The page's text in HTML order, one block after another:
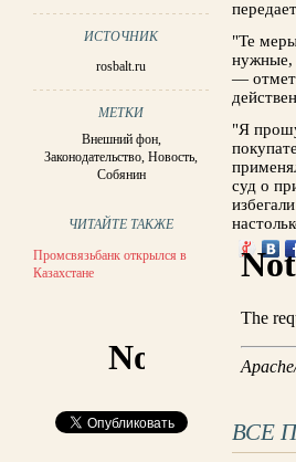
ИСТОЧНИК
rosbalt.ru
МЕТКИ
Внешний фон,
Законодательство,Новость,
Собянин
ЧИТАЙТЕ ТАКЖЕ
Промсвязьбанк открылся в
Казахстане
"Те
нужные,
—
"Я
суд о
ВСЕ